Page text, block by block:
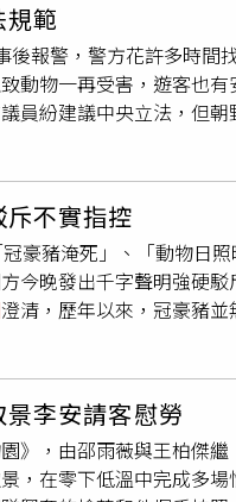
肯定觀光局多辦活動能
惠專案，結合亞灣海港旅
推升整體住房率。台東
感颱風與出國潮雙重衝
颱風或豪雨等天候干擾
華舉辦期間，雖部分場
以來連續幾個周末都遇
約5成，日前連續雨勢
音樂會、恆春熱音樂祭
範
報警，警方花許多時間
動物一再受害，遊客也
員紛建議中央立法，但
生3起遊客翻越柵欄，
遊客資料，園方只能調
過教育、宣導提升公民
》，由政府與專業人士
物園執法權，也應同步
擾，呼籲中央應立法，
市府可參考民間私人公
不聽再交給警方處理。
考量執行可行性；民眾
不實指控
冠豪豬淹死」、「動物日
今晚發出千字聲明強硬
澄清，歷年以來，冠豪豬
況正常，及活動空間安
，園方也於豪豬區增加
環境、氣候生活條件和動
洲撒哈拉沙漠邊緣，除
直曬，必要時亦搭配灑
李安請客慰勞
》，由邵雨薇與王柏傑
，在零下低溫中完成多